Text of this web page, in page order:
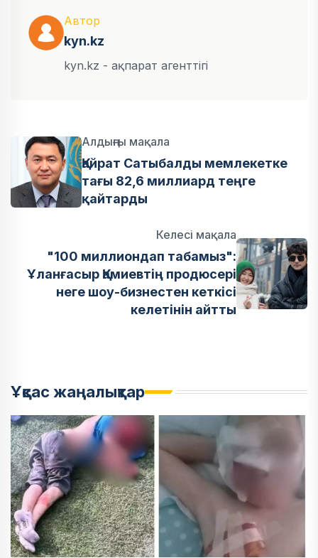
Автор
kyn.kz
kyn.kz - ақпарат агенттігі
Алдыңғы мақала
Қайрат Сатыбалды мемлекетке
тағы 82,6 миллиард теңге
қайтарды
Келесі мақала
"100 миллиондап табамыз":
Ұланғасыр Қамиевтің продюсері
неге шоу-бизнестен кеткісі
келетінін айтты
Ұқсас жаңалықтар